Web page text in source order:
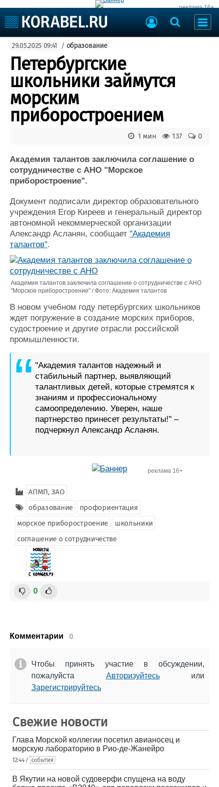
реклама 16+
Судоходство
Судоремонт
События
Пресс-релизы
Порты
ВМФ
Образование
Яхты и катера
Еще
Пульс
Новости
Компании
Работа
Крюинг
Журнал
Реклама
Доска объявлений
Продажа флота
Материалы
Услуги
Конференции
Выставки и семинары
Личности
Словарь
Галерея флота
Форум
Отзывы
Все службы
29.05.2025 09:41 / образование
Петербургские
школьники займутся
морским
приборостроением
0
137
1 мин
Академия талантов заключила соглашение о
сотрудничестве с АНО "Морское
приборостроение".
Документ подписали директор образовательного
учреждения Егор Киреев и генеральный директор
автономной некоммерческой организации
Александр Асланян, сообщает "Академия
талантов".
Академия талантов заключила соглашение о сотрудничестве с АНО
"Морское приборостроение" / Фото: Академия талантов
В новом учебном году петербургских школьников
ждет погружение в создание морских приборов,
судостроение и другие отрасли российской
промышленности.
"Академия талантов надежный и
стабильный партнер, выявляющий
талантливых детей, которые стремятся к
знаниям и профессиональному
самоопределению. Уверен, наше
партнерство принесет результаты!" –
подчеркнул Александр Асланян.
реклама 16+
АПМП, ЗАО
образование
профориентация
морское приборостроение
школьники
соглашение о сотрудничестве
0
Комментарии 0.
Чтобы принять участие в обсуждении,
пожалуйста Авторизуйтесьили
Зарегистрируйтесь
Свежие новости
Глава Морской коллегии посетил авианосец и
морскую лабораторию в Рио-де-Жанейро
12:44 / события
В Якутии на новой судоверфи спущена на воду